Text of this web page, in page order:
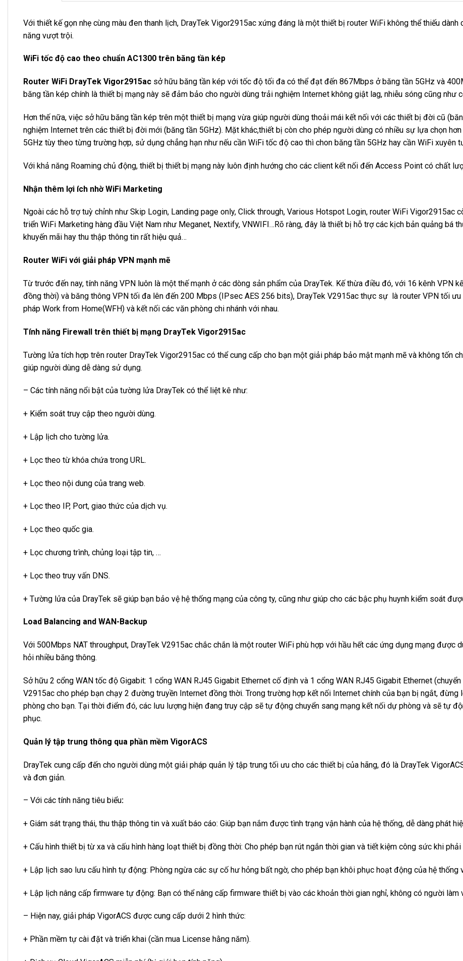
Với thiết kế gọn nhẹ cùng màu đen thanh lịch, DrayTek Vigor2915ac xứng đáng là một thiết bị router WiFi không thể thiếu
năng vượt trội.
WiFi tốc độ cao theo chuẩn AC1300 trên băng tần kép
Router WiFi DrayTek Vigor2915ac sở hữu băng tần kép với tốc độ tối đa có thể đạt đến 867Mbps ở băng tần 5GHz và
băng tần kép chính là thiết bị mạng này sẽ đảm bảo cho người dùng trải nghiệm Internet không giật lag, nhiễu sóng cũng như
Hơn thế nữa, việc sở hữu băng tần kép trên một thiết bị mạng vừa giúp người dùng thoải mái kết nối với các thiết bị đời cũ
nghiệm Internet trên các thiết bị đời mới (băng tần 5GHz). Mặt khác,thiết bị còn cho phép người dùng có nhiều sự lựa chọn
5GHz tùy theo từng trường hợp, sử dụng chẳng hạn như nếu cần WiFi tốc độ cao thì chon băng tần 5GHz hay cần WiFi xuyên
Với khả năng Roaming chủ động, thiết bị thiết bị mạng này luôn định hướng cho các client kết nối đến Access Point có chất
Nhận thêm lợi ích nhờ WiFi Marketing
Ngoài các hỗ trợ tuỳ chỉnh như Skip Login, Landing page only, Click through, Various Hotspot Login, router WiFi Vigor2915ac
triển WiFi Marketing hàng đầu Việt Nam như Meganet, Nextify, VNWIFI…Rõ ràng, đây là thiết bị hỗ trợ các kịch bản quảng bá
khuyến mãi hay thu thập thông tin rất hiệu quả…
Router WiFi với giải pháp VPN mạnh mẽ
Từ trước đến nay, tính năng VPN luôn là một thế mạnh ở các dòng sản phẩm của DrayTek. Kế thừa điều đó, với 16 kênh VPN
đồng thời) và băng thông VPN tối đa lên đến 200 Mbps (IPsec AES 256 bits), DrayTek V2915ac thực sự là router VPN tối
pháp Work from Home(WFH) và kết nối các văn phòng chi nhánh với nhau.
Tính năng Firewall trên thiết bị mạng DrayTek Vigor2915ac
Tường lửa tích hợp trên router DrayTek Vigor2915ac có thể cung cấp cho bạn một giải pháp bảo mật mạnh mẽ và không tốn
giúp người dùng dễ dàng sử dụng.
– Các tính năng nổi bật của tường lửa DrayTek có thể liệt kê như:
+ Kiểm soát truy cập theo người dùng.
+ Lập lịch cho tường lửa.
+ Lọc theo từ khóa chứa trong URL.
+ Lọc theo nội dung của trang web.
+ Lọc theo IP, Port, giao thức của dịch vụ.
+ Lọc theo quốc gia.
+ Lọc chương trình, chủng loại tập tin, …
+ Lọc theo truy vấn DNS.
+ Tường lửa của DrayTek sẽ giúp bạn bảo vệ hệ thống mạng của công ty, cũng như giúp cho các bậc phụ huynh kiểm soát
Load Balancing and WAN-Backup
Với 500Mbps NAT throughput, DrayTek V2915ac chắc chắn là một router WiFi phù hợp với hầu hết các ứng dụng mạng được
hỏi nhiều băng thông.
Sở hữu 2 cổng WAN tốc độ Gigabit: 1 cổng WAN RJ45 Gigabit Ethernet cố định và 1 cổng WAN RJ45 Gigabit Ethernet
V2915ac cho phép bạn chạy 2 đường truyền Internet đồng thời. Trong trường hợp kết nối Internet chính của bạn bị ngắt,
phòng cho bạn. Tại thời điểm đó, các lưu lượng hiện đang truy cập sẽ tự động chuyển sang mạng kết nối dự phòng và sẽ tự
phục.
Quản lý tập trung thông qua phần mềm VigorACS
DrayTek cung cấp đến cho người dùng một giải pháp quản lý tập trung tối ưu cho các thiết bị của hãng, đó là DrayTek
và đơn giản.
– Với các tính năng tiêu biểu:
+ Giám sát trạng thái, thu thập thông tin và xuất báo cáo: Giúp bạn nắm được tình trạng vận hành của hệ thống, dễ dàng phát
+ Cấu hình thiết bị từ xa và cấu hình hàng loạt thiết bị đồng thời: Cho phép bạn rút ngắn thời gian và tiết kiệm công sức khi
+ Lập lịch sao lưu cấu hình tự động: Phòng ngừa các sự cố hư hỏng bất ngờ, cho phép bạn khôi phục hoạt động của hệ thống
+ Lập lịch nâng cấp firmware tự động: Bạn có thể nâng cấp firmware thiết bị vào các khoản thời gian nghỉ, không có người làm
– Hiện nay, giải pháp VigorACS được cung cấp dưới 2 hình thức:
+ Phần mềm tự cài đặt và triển khai (cần mua License hằng năm).